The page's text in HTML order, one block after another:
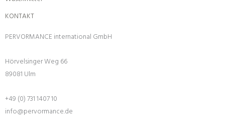
KONTAKT
PERVORMANCE international GmbH
Hörvelsinger Weg 66
89081 Ulm
+49 (0) 731 1407 10
info@pervormance.de